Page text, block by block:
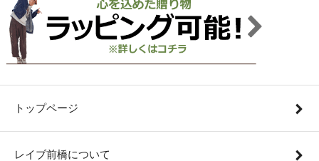
トップページ
レイブ前橋について